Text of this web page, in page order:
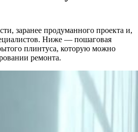
заранее продуманного проекта и,
Ниже — пошаговая
плинтуса, которую можно
ремонта.